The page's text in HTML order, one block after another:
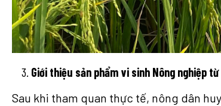
Giới thiệu sản phẩm vi sinh Nông nghiệp
Sau khi tham quan thực tế, nông dân